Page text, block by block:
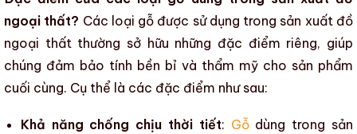
ngoại thất? Các loại gỗ được sử dụng trong sản xuất đồ
ngoại thấtthường sở hữu những đặc điểm riêng, giúp
chúng đảm bảo tính bền bỉ và thẩm mỹ cho sản phẩm
cuối cùng. Cụ thể là các đặc điểm như sau:
Khả năng chống chịu thời tiết: Gỗdùng trong sản